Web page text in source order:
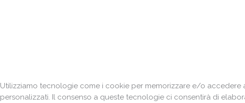
Utilizziamo tecnologie come i cookie per memorizzare e/o
personalizzati. Il consenso a queste tecnologie ci consentirà di